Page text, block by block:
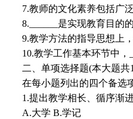
7.教师的文化素养包括广
8.______是实现教育目的
9.教学方法的指导思想上
10.教学工作基本环节中，
二、单项选择题(本大题
在每小题列出的四个备选
1.提出教学相长、循序渐
A.大学 B.学记